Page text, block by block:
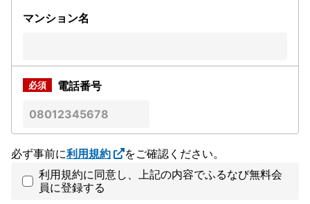
マンション名
電話番号
必ず事前に利用規約
をご確認ください。
利用規約に同意し、上記の内容でふるなび無料会
員に登録する